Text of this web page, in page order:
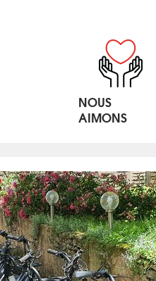
NOUS
AIMONS